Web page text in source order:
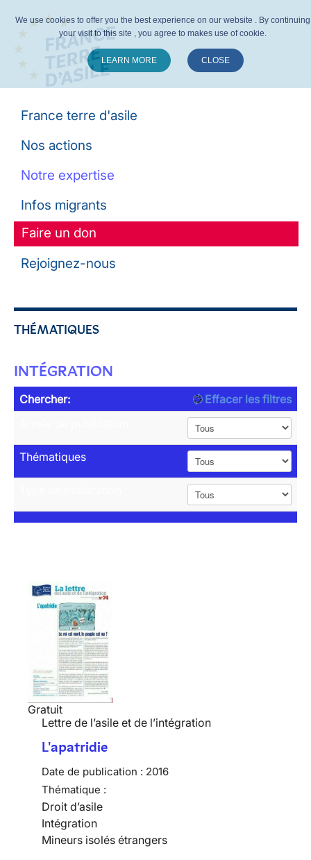
France terre d'asile
Nos actions
Notre expertise
Infos migrants
Faire un don
Rejoignez-nous
THÉMATIQUES
INTÉGRATION
Chercher:
Effacer les filtres
Thématiques
Gratuit
Lettre de l’asile et de l’intégration
L'apatridie
Date de publication : 2016
Thématique :
Droit d’asile
Intégration
Mineurs isolés étrangers
We use cookies to offer you the best experience on our website . By continuing
your visit to this site , you agree to makes use of cookie.
LEARN MORE CLOSE